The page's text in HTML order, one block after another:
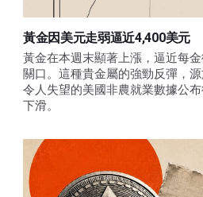
黃金因美元走弱逼近4,400美元
黃金在本週末顯著上漲，逼近每
關口。這種貴金屬的強勁反彈，
令人失望的美國非農就業數據公
下滑。